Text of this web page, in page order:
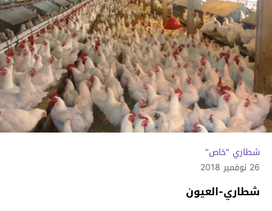
شطاري "خاص"
26 نوفمبر 2018
شطاري-العيون